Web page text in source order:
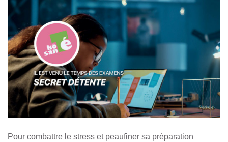
Pour combattre le stress et peaufiner sa préparation